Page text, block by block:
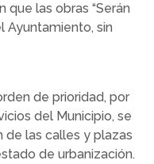
las obras “Serán
Ayuntamiento, sin
de prioridad, por
del Municipio, se
de las calles y plazas
de urbanización.